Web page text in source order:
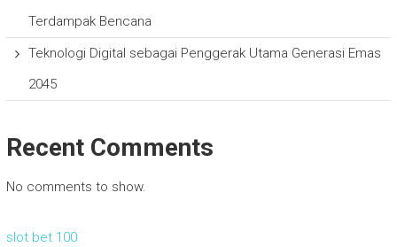
Terdampak Bencana
Teknologi Digital sebagai Penggerak Utama Generasi Emas
2045
Recent Comments
No comments to show.
slot bet 100